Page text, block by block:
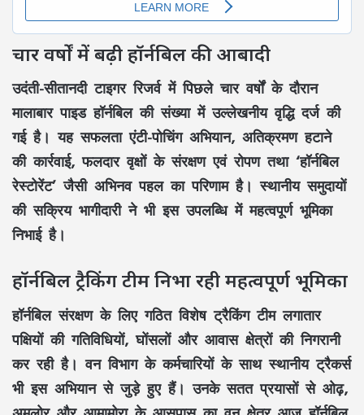
चार वर्षों में बढ़ी हॉर्नबिल की आबादी
उदंती-सीतानदी टाइगर रिजर्वमें पिछले चार वर्षों के दौरान
मालाबार पाइड हॉर्नबिलकी संख्या में उल्लेखनीय वृद्धि दर्ज की
गई है। यह सफलताएंटी-पोचिंग अभियान, अतिक्रमण हटाने
की कार्रवाई,फलदार वृक्षों के संरक्षण एवं रोपणतथा ‘हॉर्नबिल
रेस्टोरेंट’ जैसी अभिनव पहल का परिणाम है। स्थानीय समुदायों
की सक्रिय भागीदारी ने भी इस उपलब्धि में महत्वपूर्ण भूमिका
निभाई है।
हॉर्नबिल ट्रैकिंग टीम निभा रही महत्वपूर्ण भूमिका
हॉर्नबिल संरक्षणके लिए गठित विशेषट्रैकिंग टीमलगातार
पक्षियों की गतिविधियों, घोंसलों और आवास क्षेत्रों की निगरानी
कर रही है। वन विभाग के कर्मचारियों के साथ स्थानीय ट्रैकर्स
भी इस अभियान से जुड़े हुए हैं। उनके सतत प्रयासों से ओढ़,